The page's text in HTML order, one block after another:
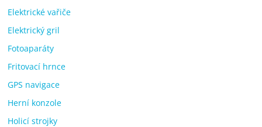
Elektrické vařiče
Elektrický gril
Fotoaparáty
Fritovací hrnce
GPS navigace
Herní konzole
Holicí strojky